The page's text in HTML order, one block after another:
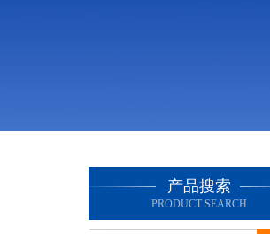
产品搜索
PRODUCT SEARCH